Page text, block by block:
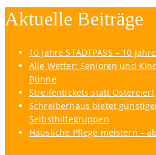
Aktuelle Beiträge
10 Jahre STADTPASS – 10
Alle Wetter: Senioren und
Bühne
Streifentickets statt Ostereier!
Schreiberhaus bietet
Selbsthilfegruppen
Häusliche Pflege meistern –